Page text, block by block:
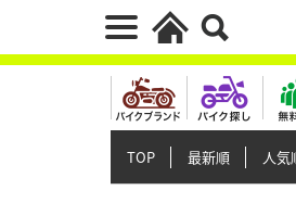
TOP 最新順 人気